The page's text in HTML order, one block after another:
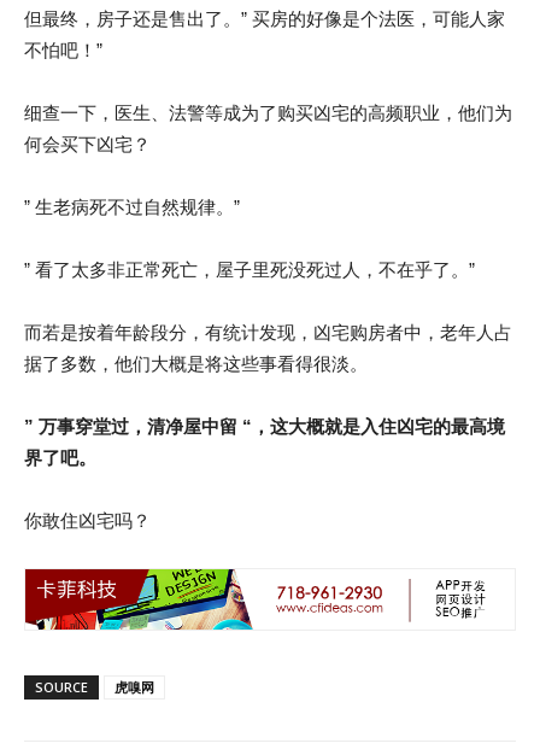
但最终，房子还是售出了。” 买房的好像是个法医，可能人家
不怕吧！”
细查一下，医生、法警等成为了购买凶宅的高频职业，他们为
何会买下凶宅？
” 生老病死不过自然规律。”
” 看了太多非正常死亡，屋子里死没死过人，不在乎了。”
而若是按着年龄段分，有统计发现，凶宅购房者中，老年人占
据了多数，他们大概是将这些事看得很淡。
” 万事穿堂过，清净屋中留 “，这大概就是入住凶宅的最高境
界了吧。
你敢住凶宅吗？
SOURCE 虎嗅网